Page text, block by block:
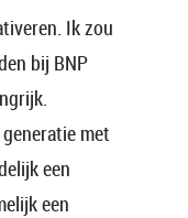
Ik zou
bij BNP
met
een
een